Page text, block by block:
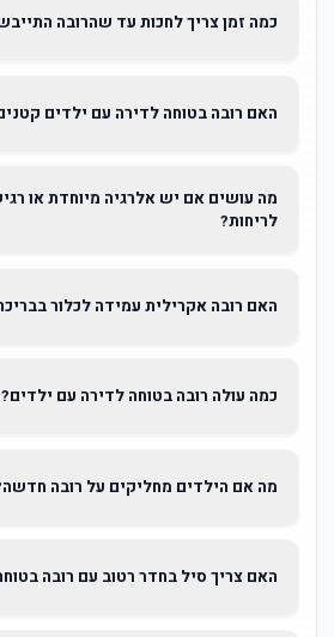
כמה זמן צריך לחכות עד שהרובה
האם רובה בטוחה לדירה עם ילדים קטנים
מה עושים אם יש אלרגיה מיוחדת או
לריחות?
האם רובה אקרילית עמידה לכלור
כמה עולה רובה בטוחה לדירה עם ילדים?
מה אם הילדים מחליקים על רובה
האם צריך סיל בחדר רטוב עם רובה